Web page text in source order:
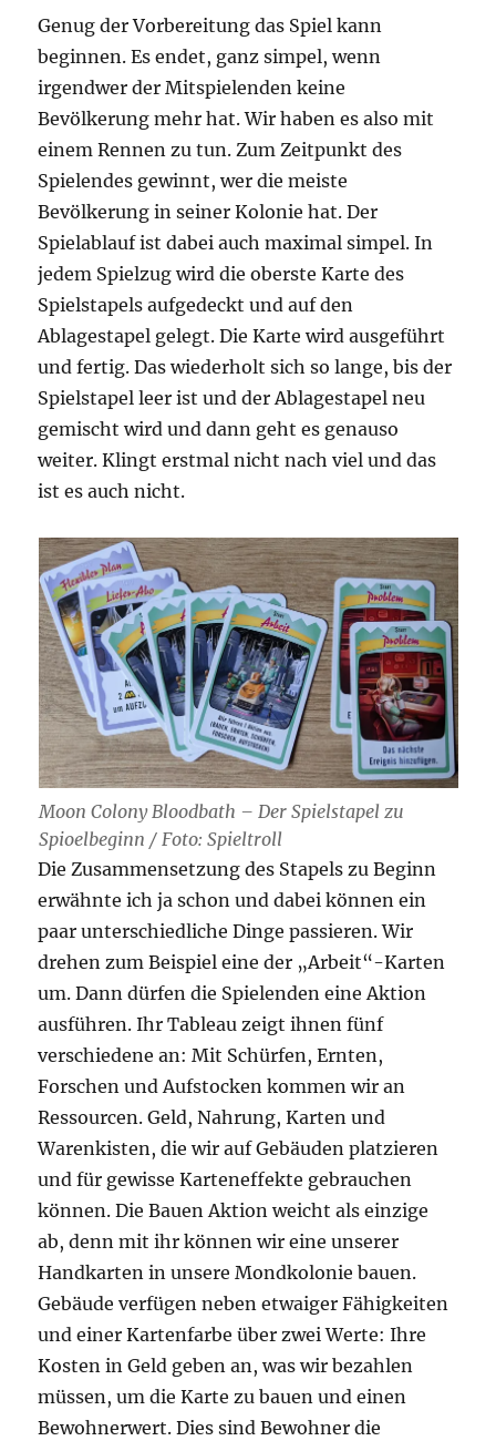
Genug der Vorbereitung das Spiel kann
beginnen. Es endet, ganz simpel, wenn
irgendwer der Mitspielenden keine
Bevölkerung mehr hat. Wir haben es also mit
einem Rennen zu tun. Zum Zeitpunkt des
Spielendes gewinnt, wer die meiste
Bevölkerung in seiner Kolonie hat. Der
Spielablauf ist dabei auch maximal simpel. In
jedem Spielzug wird die oberste Karte des
Spielstapels aufgedeckt und auf den
Ablagestapel gelegt. Die Karte wird ausgeführt
und fertig. Das wiederholt sich so lange, bis der
Spielstapel leer ist und der Ablagestapel neu
gemischt wird und dann geht es genauso
weiter. Klingt erstmal nicht nach viel und das
ist es auch nicht.
Moon Colony Bloodbath – Der Spielstapel zu
Spioelbeginn / Foto: Spieltroll
Die Zusammensetzung des Stapels zu Beginn
erwähnte ich ja schon und dabei können ein
paar unterschiedliche Dinge passieren. Wir
drehen zum Beispiel eine der „Arbeit“-Karten
um. Dann dürfen die Spielenden eine Aktion
ausführen. Ihr Tableau zeigt ihnen fünf
verschiedene an: Mit Schürfen, Ernten,
Forschen und Aufstocken kommen wir an
Ressourcen. Geld, Nahrung, Karten und
Warenkisten, die wir auf Gebäuden platzieren
und für gewisse Karteneffekte gebrauchen
können. Die Bauen Aktion weicht als einzige
ab, denn mit ihr können wir eine unserer
Handkarten in unsere Mondkolonie bauen.
Gebäude verfügen neben etwaiger Fähigkeiten
und einer Kartenfarbe über zwei Werte: Ihre
Kosten in Geld geben an, was wir bezahlen
müssen, um die Karte zu bauen und einen
Bewohnerwert. Dies sind Bewohner die